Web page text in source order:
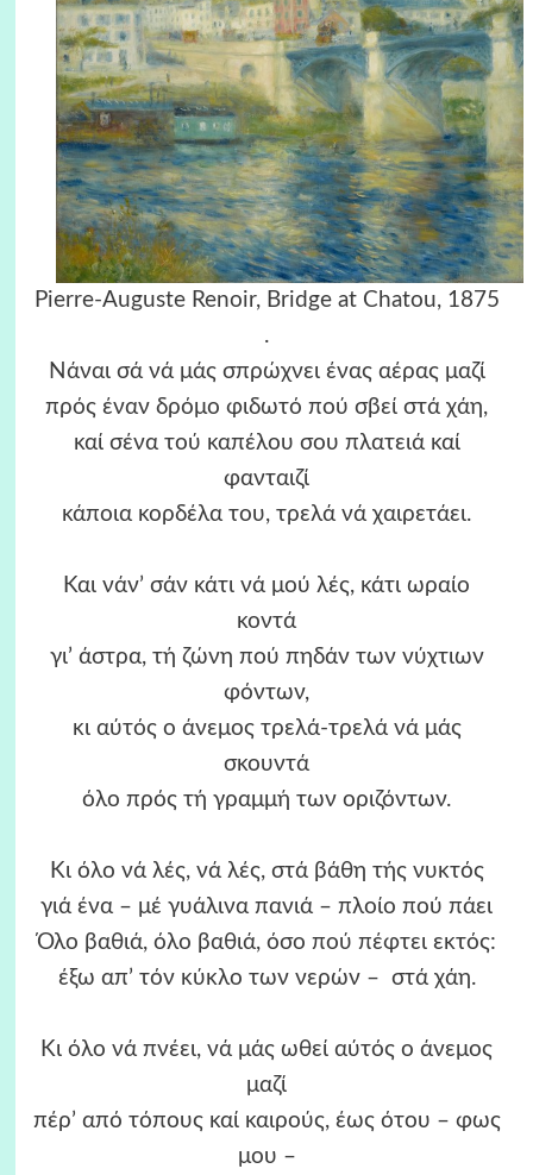
Pierre-Auguste Renoir, Bridge at Chatou, 1875
.
Νάναι σά νά μάς σπρώχνει ένας αέρας μαζί
πρός έναν δρόμο φιδωτό πού σβεί στά χάη,
καί σένα τού καπέλου σου πλατειά καί
φανταιζί
κάποια κορδέλα του, τρελά νά χαιρετάει.
Και νάν’ σάν κάτι νά μού λές, κάτι ωραίο
κοντά
γι’ άστρα, τή ζώνη πού πηδάν των νύχτιων
φόντων,
κι αύτός ο άνεμος τρελά-τρελά νά μάς
σκουντά
όλο πρός τή γραμμή των οριζόντων.
Κι όλο νά λές, νά λές, στά βάθη τής νυκτός
γιά ένα – μέ γυάλινα πανιά – πλοίο πού πάει
Όλο βαθιά, όλο βαθιά, όσο πού πέφτει εκτός:
έξω απ’ τόν κύκλο των νερών – στά χάη.
Κι όλο νά πνέει, νά μάς ωθεί αύτός ο άνεμος
μαζί
πέρ’ από τόπους καί καιρούς, έως ότου – φως
μου –